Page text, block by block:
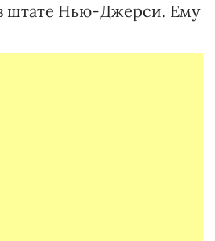
штате Нью-Джерси. Ему